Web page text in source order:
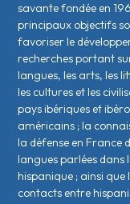
savante fondée en
principaux objectifs
favoriser le
recherches portant
langues, les arts, les
les cultures et les
pays ibériques et
américains ; la
la défense en France
langues parlées dans
hispanique ; ainsi que
contacts entre